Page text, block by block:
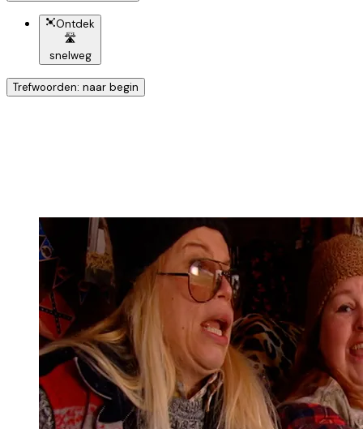
Ontdek
🛣️
snelweg
Trefwoorden: naar begin